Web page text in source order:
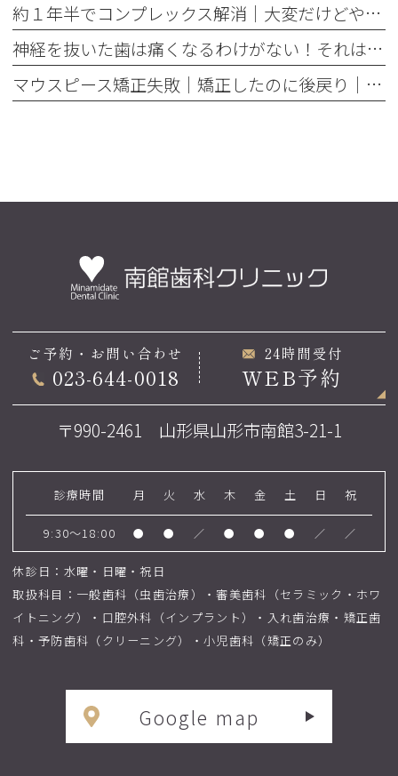
約１年半でコンプレックス解消｜大変だけどやって良かった歯の矯正治療
神経を抜いた歯は痛くなるわけがない！それは嘘です
マウスピース矯正失敗｜矯正したのに後戻り｜最近よく聞くけどそれってなんで？
ご予約・お問い合わせ
023-644-0018
24時間受付
WEB予約
〒990-2461 山形県山形市南館3-21-1
診療時間 月 火 水 木 金 土 日 祝
9:30～18:00 ● ● ／ ● ● ● ／ ／
休診日：水曜・日曜・祝日
取扱科目：一般歯科（虫歯治療）・審美歯科（セラミック・ホワ
イトニング）・口腔外科（インプラント）・入れ歯治療・矯正歯
科・予防歯科（クリーニング）・小児歯科（矯正のみ）
Google map